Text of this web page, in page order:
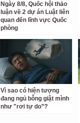
Ngày 8/8, Quốc hội thảo
luận về 2 dự án Luật liên
quan đến lĩnh vực Quốc
phòng
Vì sao có hiện tượng
đang ngủ bỗng giật mình
như "rơi tự do”?